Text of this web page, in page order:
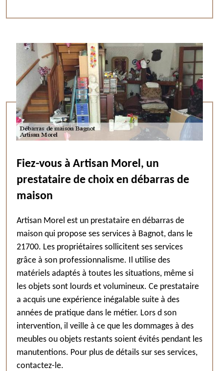
Fiez-vous à Artisan Morel, un
prestataire de choix en débarras de
maison
Artisan Morel est un prestataire en débarras de
maison qui propose ses services à Bagnot, dans le
21700. Les propriétaires sollicitent ses services
grâce à son professionnalisme. Il utilise des
matériels adaptés à toutes les situations, même si
les objets sont lourds et volumineux. Ce prestataire
a acquis une expérience inégalable suite à des
années de pratique dans le métier. Lors d son
intervention, il veille à ce que les dommages à des
meubles ou objets restants soient évités pendant les
manutentions. Pour plus de détails sur ses services,
contactez-le.